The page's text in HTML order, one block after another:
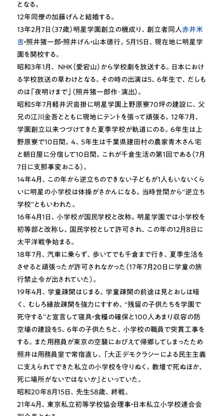
となる。
12年同僚の加藤げんと結婚する。
13年2月7日（37歳）明星学園創立の機成り、創立者同人赤井米
吉・照井猪一郎・照井げん・山本徳行。5月15日、現在地に明星学
園を開校する。
昭和3年1月、 NHK（愛宕山）から学校劇を放送する。日本におけ
る学校放送の草わけとなる。その時の出演は5、6年生で、だしも
のは「夜明けまで」（照井猪一郎作･演出）。
昭和5年7月軽井沢沓掛に明星学園上野原寮70坪の建設に、父
兄の江川金吾とともに現地にテントを張って頑張る。12年7月、
学園創立以来つづけてきた夏季学校が軌道にのる。6年生は上
野原寮で10日間。4、5年生は千葉県建田村の農家青木さん宅
と朝日屋に分宿して10日間。これが千倉生活の第1回である（7月
7日に支那事変おこる）。
14年4月、この年から逆立ちのできない子どもが1人もいないくら
いに明星の小学校は体操がさかんになる。当時世間から“逆立ち
学校”ともいわれた。
16年4月1日、小学校が国民学校と改称。明星学園では小学校を
初等部と改称し、国民学校として許可され、この年の12月8日に
太平洋戦争始まる。
18年7月、汽車に乗らず、歩いてでも千倉まで行き、夏季生活を
させると頑張ったが許可されなかった（17年7月20日に学童の旅
行禁止令が出されていた）。
19年4月、学童疎開はじまる。学童疎開の前途は見とおしは暗
く、むしろ縁故疎開を強力にすすめ、“残留の子供たちを学園で
死守する”と宣言して寝具・食糧の確保と100人あまり収容の防
空壕の建設を5、6年の子供たちと、小学校の職員で突貫工事を
する。また用務員が束京の空襲におびえて帰郷してしまったため
照井は用務員室で常宿直し、「大正デモクラシーによる民主主義
に支えられてできた私立の小学校を守りぬく。教壇で死ぬほか、
死に場所がないではないか」といっていた。
昭和20年8月15日、先生58歳、終戦｡
21年4月、東京私立初等学校協会理事・日本私立小学校連合会